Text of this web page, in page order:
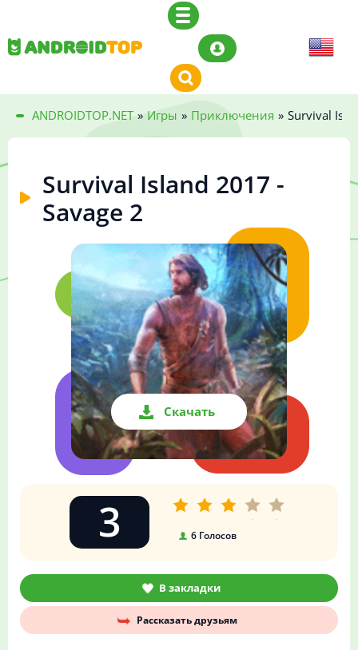
ANDROIDTOP.NET » Игры » Приключения » Survival
Survival Island 2017 -
Savage 2
Скачать
3 6Голосов
В закладки
Рассказать друзьям